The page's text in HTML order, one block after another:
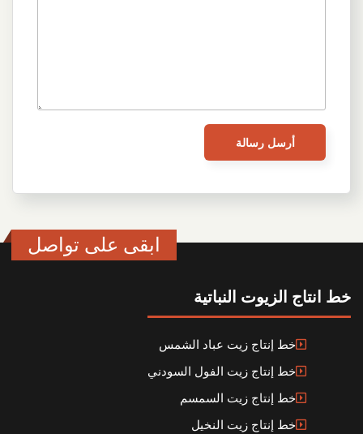
ابقى على تواصل
خط انتاج الزيوت النباتية
خط إنتاج زيت عباد الشمس
خط إنتاج زيت الفول السودني
خط إنتاج زيت السمسم
خط إنتاج زيت النخيل